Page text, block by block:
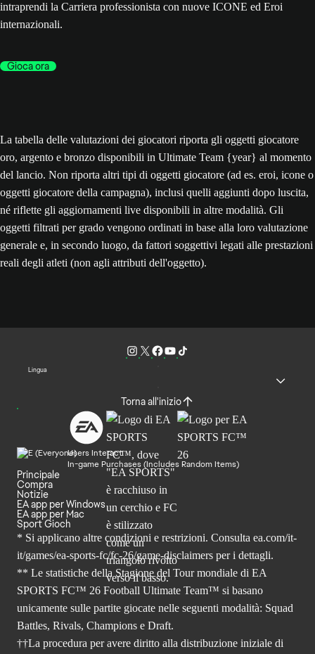
intraprendi la Carriera professionista con nuove ICONE ed Eroi
internazionali.
Gioca ora
La tabella delle valutazioni dei giocatori riporta gli oggetti giocatore
oro, argento e bronzo disponibili in Ultimate Team {year} al momento
del lancio. Non riporta altri tipi di oggetti giocatore (ad es. eroi, icone o
oggetti giocatore della campagna), inclusi quelli aggiunti dopo luscita,
né riflette gli aggiornamenti live disponibili in altre modalità. Gli
oggetti filtrati per grado vengono ordinati in base alla loro valutazione
generale e, in secondo luogo, da fattori soggettivi legati alle prestazioni
reali degli atleti (non agli attributi dell'oggetto).
Lingua
Torna all'inizio
Users Interact
In-game Purchases (Includes Random Items)
Principale
Compra
Notizie
EA app per Windows
EA app per Mac
Sport Gioch
* Si applicano altre condizioni e restrizioni. Consulta ea.com/it-
it/games/ea-sports-fc/fc-26/game-disclaimers per i dettagli.
** Le statistiche della Stagione del Tour mondiale di EA
SPORTS FC™ 26 Football Ultimate Team™ si basano
unicamente sulle partite giocate nelle seguenti modalità: Squad
Battles, Rivals, Champions e Draft.
††La procedura per avere diritto alla distribuzione iniziale di